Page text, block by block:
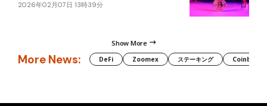
2026年02月07日 13時39分
Show More
More News: DeFi Zoomex ステーキング Coinbase